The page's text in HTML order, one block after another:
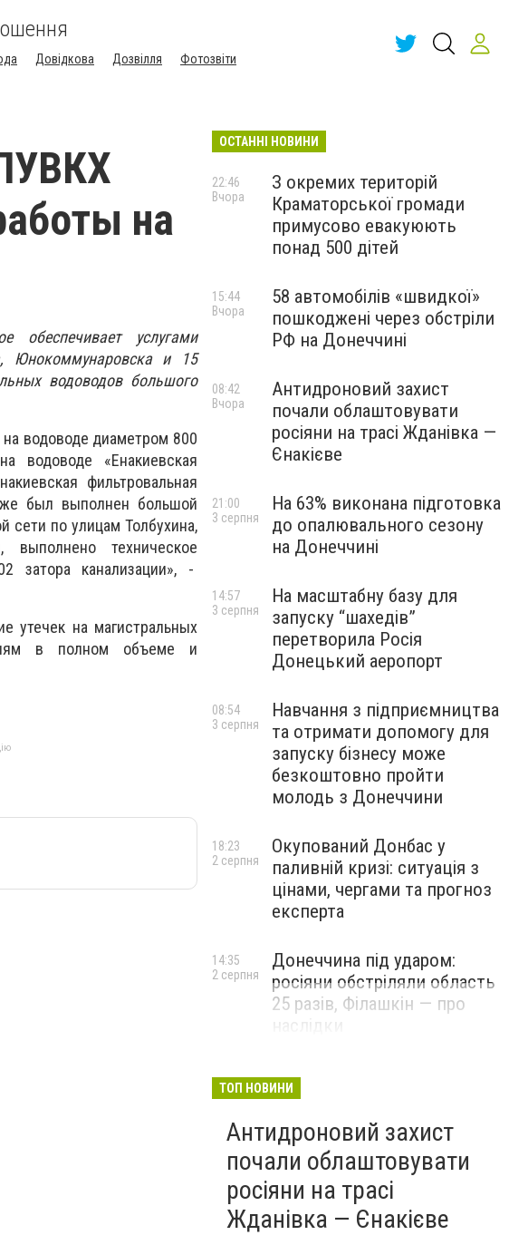
Довідкова Дозвілля Фотозвіти
на
обеспечивает услугами
Юнокоммунаровска и 15
водоводов большого
водоводе диаметром 800
водоводе «Енакиевская
фильтровальная
был выполнен большой
сети по улицам Толбухина,
техническое
затора канализации», -
утечек на магистральных
в полном объеме и
ОСТАННІ НОВИНИ
З окремих територій
Краматорської громади
примусово евакуюють
понад 500 дітей
22:46
Вчора
58 автомобілів «швидкої»
пошкоджені через обстріли
РФ на Донеччині
15:44
Вчора
Антидроновий захист
почали облаштовувати
росіяни на трасі Жданівка —
Єнакієве
08:42
Вчора
На 63% виконана підготовка
до опалювального сезону
на Донеччині
21:00
3 серпня
На масштабну базу для
запуску “шахедів”
перетворила Росія
Донецький аеропорт
14:57
3 серпня
Навчання з підприємництва
та отримати допомогу для
запуску бізнесу може
безкоштовно пройти
молодь з Донеччини
08:54
3 серпня
Окупований Донбас у
паливній кризі: ситуація з
цінами, чергами та прогноз
експерта
18:23
2 серпня
Донеччина під ударом:
росіяни обстріляли область
25 разів, Філашкін — про
14:35
2 серпня
ТОП НОВИНИ
Антидроновий захист
почали облаштовувати
росіяни на трасі
Жданівка — Єнакієве